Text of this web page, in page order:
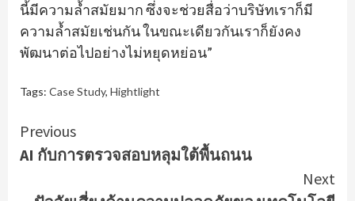
นี้มีความล้ำสมัยมาก ซึ่งจะช่วยสื่อว่าบริษัทเราก็มี
ความล้ำสมัยเช่นกัน ในขณะเดียวกันเราก็ยังคง
พัฒนาต่อไปอย่างไม่หยุดหย่อน”
Tags: Case Study, Hightlight
Continue
Reading
Previous
AI กับการตรวจสอบหลุมใต้พื้นถนน
Next